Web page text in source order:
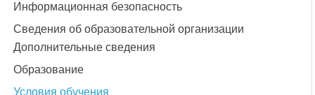
Информационная безопасность
Сведения об образовательной организации
Дополнительные сведения
Образование
Условия обучения